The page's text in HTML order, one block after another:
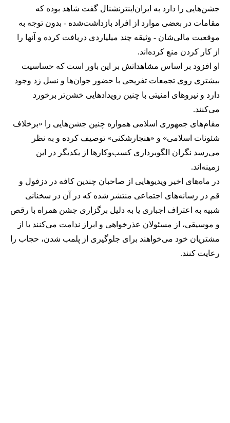
جشن‌هایی را دارد به ایران‌اینترنشنال گفت شاهد بوده که
مقامات در بعضی موارد از افراد بازداشت‌‌شده - بدون توجه به
موقعیت مالی‌شان - وثیقه چند میلیاردی دریافت کرده و آنها را
از کار کردن منع کرده‌اند.
او افزود بر اساس مشاهداتش بر این باور است که حساسیت
بیشتری روی تجمعات تفریحی با حضور جوان‌ها و نسل زد وجود
دارد و نیروهای امنیتی با چنین رویدادهایی خشن‌تر برخورد
می‌کنند.
مقام‌های جمهوری اسلامی همواره چنین جشن‌هایی را «برخلاف
شئونات اسلامی» و «هنجارشکنی» توصیف کرده و به نظر
می‌رسد نگران الگوبرداری کسب‌وکارها از یکدیگر در این
زمینه‌اند.
در ماه‌های اخیر ویدیوهایی از صاحبان چندین کافه در دزفول و
قم در رسانه‌های اجتماعی منتشر شده که در آن در سخنانی
شبیه به اعتراف اجباری یا به دلیل برگزاری جشن همراه با رقص
و موسیقی، از مسئولان عذرخواهی و ابراز ندامت می‌کنند یا از
مشتریان خود می‌خواهند برای جلوگیری از پلمب شدن، حجاب را
رعایت کنند.